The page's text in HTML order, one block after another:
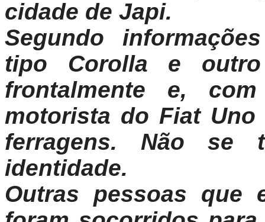
cidade de Japi.
Segundo
tipo Corolla e
frontalmente e,
motorista do Fiat
ferragens. Não se
identidade.
Outras pessoas que